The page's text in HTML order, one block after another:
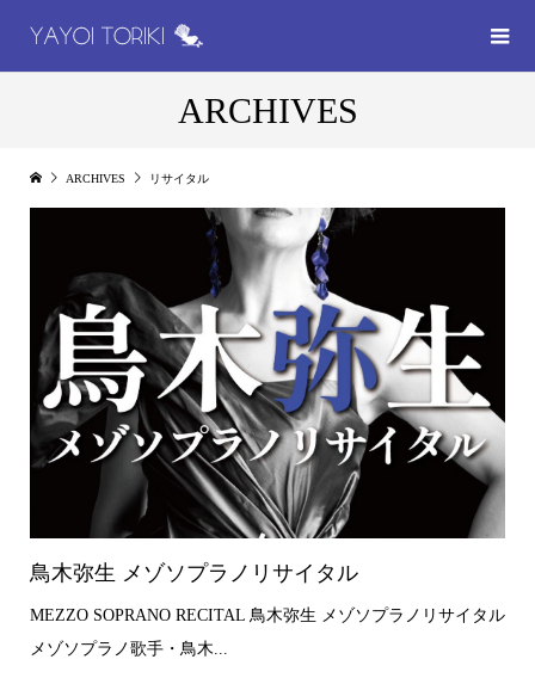
ARCHIVES
ARCHIVES リサイタル
鳥木弥生 メゾソプラノリサイタル
MEZZO SOPRANO RECITAL 鳥木弥生 メゾソプラノリサイタル
メゾソプラノ歌手・鳥木...